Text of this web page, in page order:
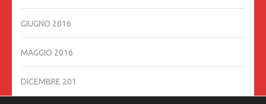
GIUGNO 2016
MAGGIO 2016
DICEMBRE 201